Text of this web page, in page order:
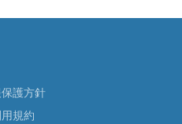
護方針
規約